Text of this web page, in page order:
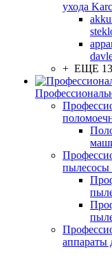
ухода
+ ЕЩЕ 13
пылесосы
аппараты